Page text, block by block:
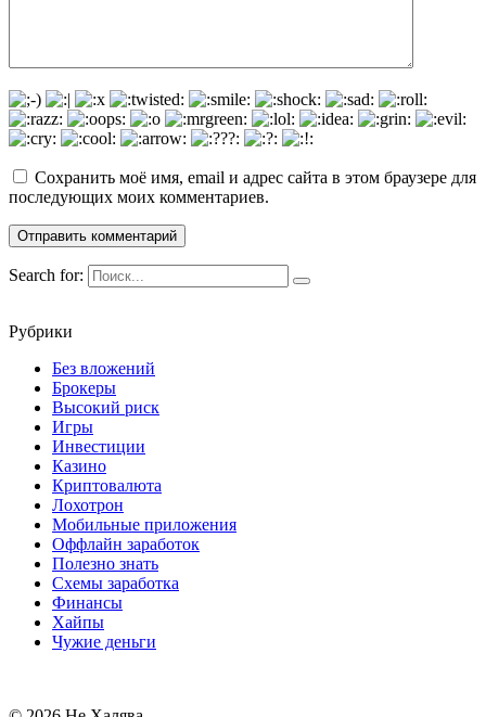
Сохранить моё имя, email и адрес сайта в этом браузере для
последующих моих комментариев.
Search for:
Рубрики
Без вложений
Брокеры
Высокий риск
Игры
Инвестиции
Казино
Криптовалюта
Лохотрон
Мобильные приложения
Оффлайн заработок
Полезно знать
Схемы заработка
Финансы
Хайпы
Чужие деньги